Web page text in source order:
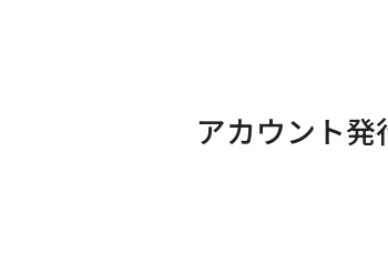
アカウント発